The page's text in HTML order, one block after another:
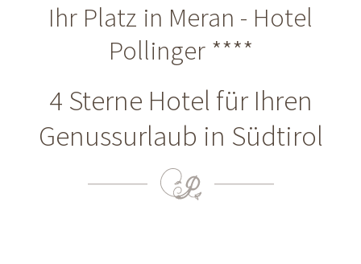
Ihr Platz in Meran - Hotel
Pollinger ****
4 Sterne Hotel für Ihren
Genussurlaub in Südtirol